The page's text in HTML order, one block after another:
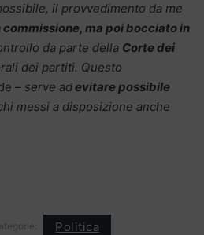
il provvedimento da me
ma poi bocciato in
da parte della Corte dei
dei partiti. Questo
– serve adevitare possibile
messi a disposizione anche
Politica